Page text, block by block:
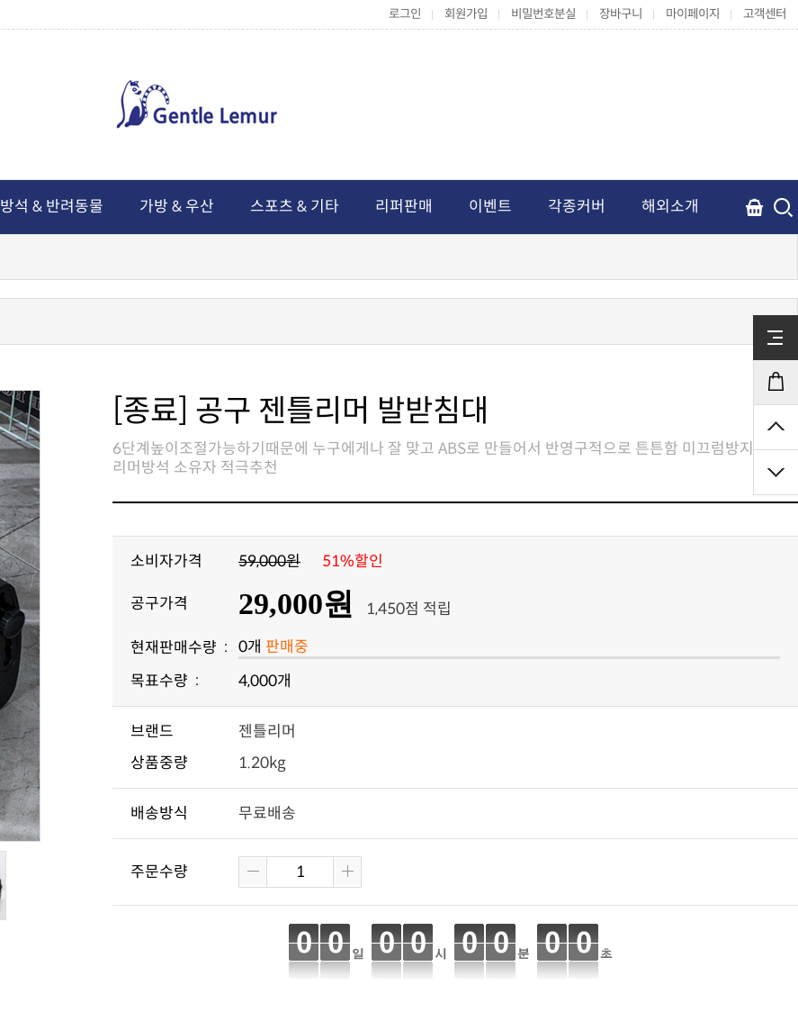
로그인 회원가입 비밀번호분실 장바구니 마이페이지 고객센터
방석 & 반려동물 가방 & 우산 스포츠 & 기타 리퍼판매 이벤트 각종커버 해외소개
[종료] 공구 젠틀리머 발받침대
리머방석 소유자 적극추천
소비자가격 59,000원 51%할인
공구가격 29,000원 1,450점 적립
현재판매수량 : 0개 판매중
목표수량 :
4,000개
브랜드
젠틀리머
상품중량
1.20kg
배송방식 무료배송
주문수량